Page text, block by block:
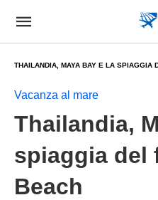
THAILANDIA, MAYA BAY E LA SPIAGGIA
Vacanza al mare
Thailandia,
spiaggia del
Beach